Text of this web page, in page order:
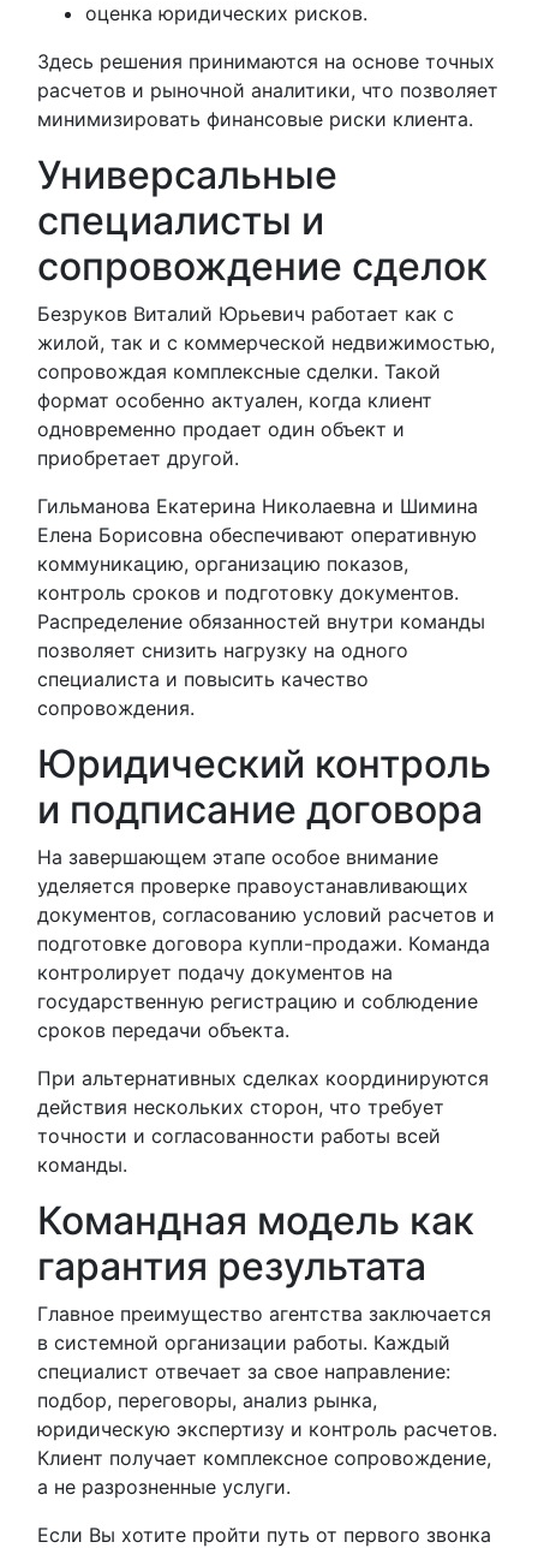
оценка юридических рисков.
Здесь решения принимаются на основе точных
расчетов и рыночной аналитики, что позволяет
минимизировать финансовые риски клиента.
Универсальные
специалисты и
сопровождение сделок
Безруков Виталий Юрьевич работает как с
жилой, так и с коммерческой недвижимостью,
сопровождая комплексные сделки. Такой
формат особенно актуален, когда клиент
одновременно продает один объект и
приобретает другой.
Гильманова Екатерина Николаевна и Шимина
Елена Борисовна обеспечивают оперативную
коммуникацию, организацию показов,
контроль сроков и подготовку документов.
Распределение обязанностей внутри команды
позволяет снизить нагрузку на одного
специалиста и повысить качество
сопровождения.
Юридический контроль
и подписание договора
На завершающем этапе особое внимание
уделяется проверке правоустанавливающих
документов, согласованию условий расчетов и
подготовке договора купли-продажи. Команда
контролирует подачу документов на
государственную регистрацию и соблюдение
сроков передачи объекта.
При альтернативных сделках координируются
действия нескольких сторон, что требует
точности и согласованности работы всей
команды.
Командная модель как
гарантия результата
Главное преимущество агентства заключается
в системной организации работы. Каждый
специалист отвечает за свое направление:
подбор, переговоры, анализ рынка,
юридическую экспертизу и контроль расчетов.
Клиент получает комплексное сопровождение,
а не разрозненные услуги.
Если Вы хотите пройти путь от первого звонка